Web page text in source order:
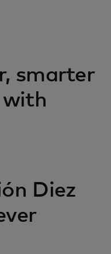
smarter
with
Diez